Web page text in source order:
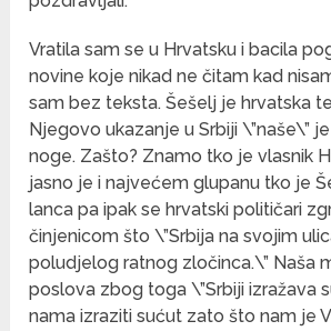
Vratila sam se u Hrvatsku i bacila
novine koje nikad ne čitam kad
sam bez teksta. Šešelj je hrvatska
Njegovo ukazanje u Srbiji \”naše\”
noge. Zašto? Znamo tko je vlasnik
jasno je i najvećem glupanu tko je
lanca pa ipak se hrvatski političari
činjenicom što \”Srbija na svojim
poludjelog ratnog zločinca.\” Naša
poslova zbog toga \”Srbiji izražava
nama izraziti sućut zato što nam je